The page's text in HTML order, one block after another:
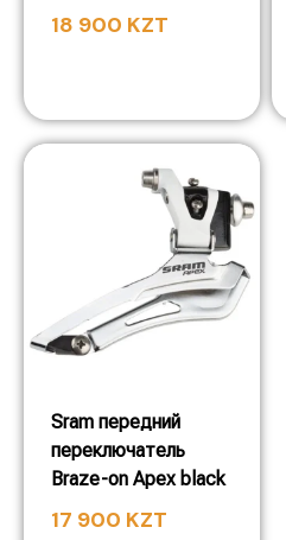
18 900 KZT
Sram передний
переключатель
Braze-on Apex black
17 900 KZT